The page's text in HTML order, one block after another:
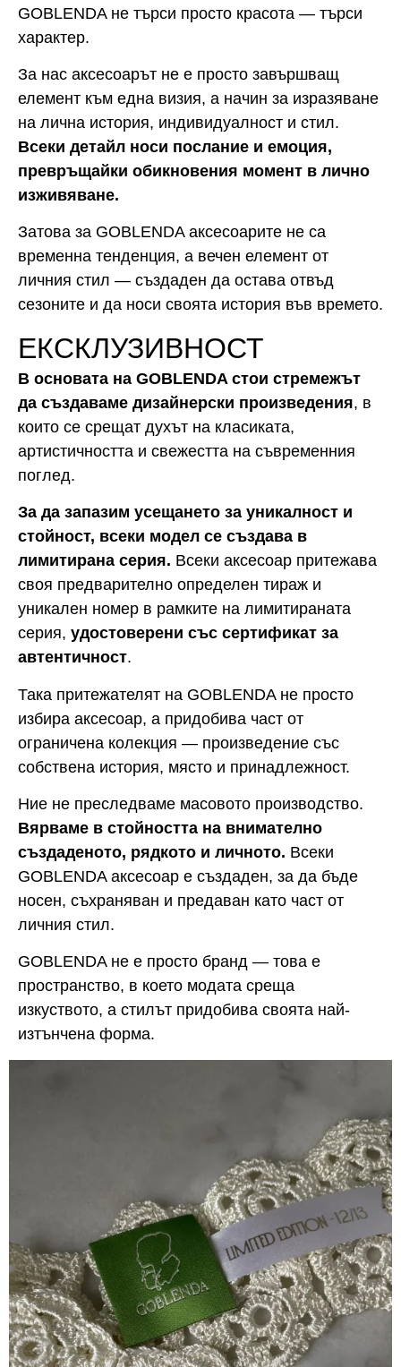
GOBLENDA не търси просто красота — търси
характер.
За нас аксесоарът не е просто завършващ
елемент към една визия, а начин за изразяване
на лична история, индивидуалност и стил.
Всеки детайл носи послание и емоция,
превръщайки обикновения момент в лично
изживяване.
Затова за GOBLENDA аксесоарите не са
временна тенденция, а вечен елемент от
личния стил — създаден да остава отвъд
сезоните и да носи своята история във времето.
ЕКСКЛУЗИВНОСТ
В основата на GOBLENDA стои стремежът
да създаваме дизайнерски произведения, в
които се срещат духът на класиката,
артистичността и свежестта на съвременния
поглед.
За да запазим усещането за уникалност и
стойност, всеки модел се създава в
лимитирана серия. Всеки аксесоар притежава
своя предварително определен тираж и
уникален номер в рамките на лимитираната
серия, удостоверени със сертификат за
автентичност.
Така притежателят на GOBLENDA не просто
избира аксесоар, а придобива част от
ограничена колекция — произведение със
собствена история, място и принадлежност.
Ние не преследваме масовото производство.
Вярваме в стойността на внимателно
създаденото, рядкото и личното. Всеки
GOBLENDA аксесоар е създаден, за да бъде
носен, съхраняван и предаван като част от
личния стил.
GOBLENDA не е просто бранд — това е
пространство, в което модата среща
изкуството, а стилът придобива своята най-
изтънчена форма.